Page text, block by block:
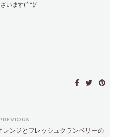
います(^^)/
オレンジとフレッシュクランベリーの